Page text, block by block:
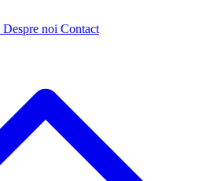
Despre noi Contact